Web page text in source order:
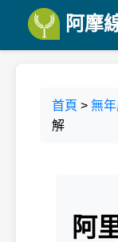
阿摩
首頁 > 無
解
阿